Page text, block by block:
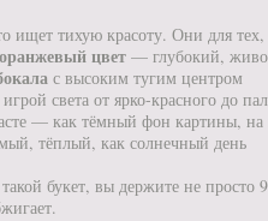
ищет тихую красоту. Они для тех,
цвет — глубокий,
с высоким тугим центром
игрой света от ярко-красного до
— как тёмный фон картины, на
тёплый, как солнечный день
букет, вы держите не просто